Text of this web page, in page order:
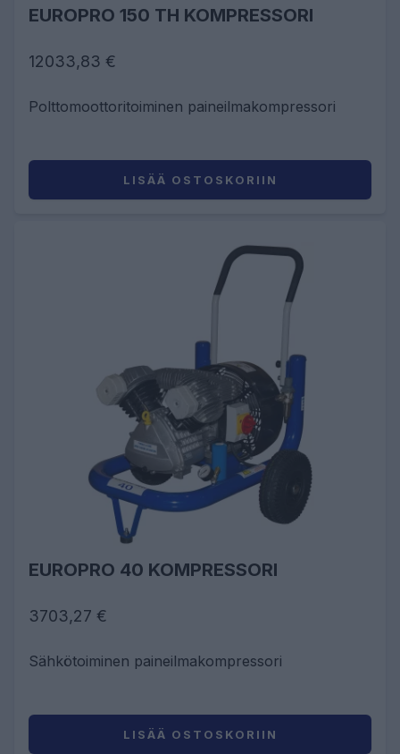
EUROPRO 150 TH KOMPRESSORI
12033,83 €
Polttomoottoritoiminen paineilmakompressori
LISÄÄ OSTOSKORIIN
EUROPRO 40 KOMPRESSORI
3703,27 €
Sähkötoiminen paineilmakompressori
LISÄÄ OSTOSKORIIN